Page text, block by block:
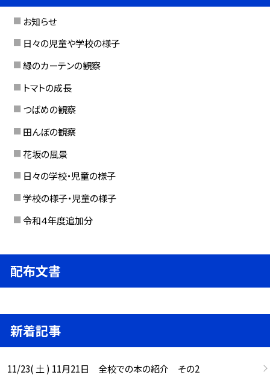
お知らせ
日々の児童や学校の様子
緑のカーテンの観察
トマトの成長
つばめの観察
田んぼの観察
花坂の風景
日々の学校・児童の様子
学校の様子・児童の様子
令和４年度追加分
配布文書
新着記事
11/23( 土 ) 11月21日 全校での本の紹介 その2